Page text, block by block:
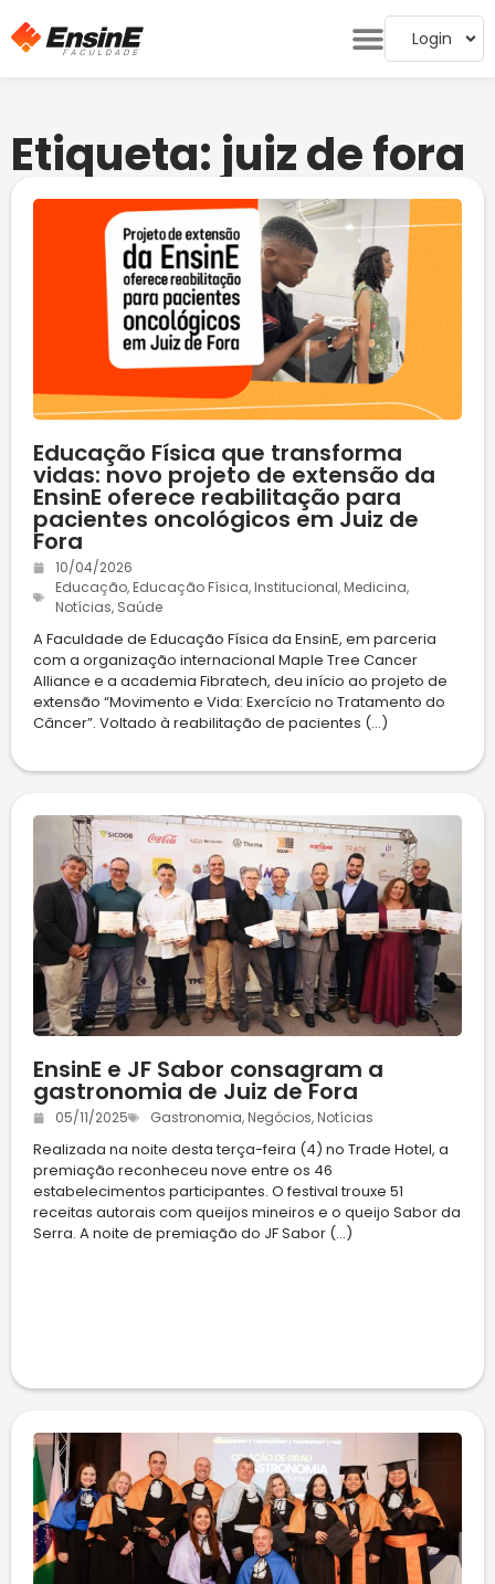
Login
Etiqueta: juiz de fora
Educação Física que transforma
vidas: novo projeto de extensão da
EnsinE oferece reabilitação para
pacientes oncológicos em Juiz de
Fora
10/04/2026
Educação, Educação Física, Institucional, Medicina,
Notícias, Saúde
A Faculdade de Educação Física da EnsinE, em parceria
com a organização internacional Maple Tree Cancer
Alliance e a academia Fibratech, deu início ao projeto de
extensão “Movimento e Vida: Exercício no Tratamento do
Câncer”. Voltado à reabilitação de pacientes (...)
EnsinE e JF Sabor consagram a
gastronomia de Juiz de Fora
05/11/2025 Gastronomia, Negócios, Notícias
Realizada na noite desta terça-feira (4) no Trade Hotel, a
premiação reconheceu nove entre os 46
estabelecimentos participantes. O festival trouxe 51
receitas autorais com queijos mineiros e o queijo Sabor da
Serra. A noite de premiação do JF Sabor (...)